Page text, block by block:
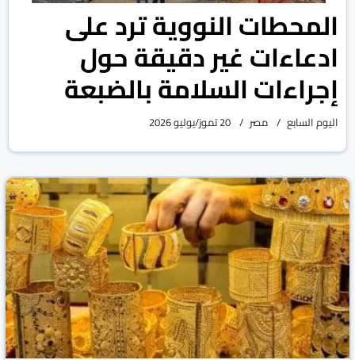
المحطات النووية ترد على
ادعاءات غير دقيقة حول
إجراءات السلامة بالضبعة
اليوم السابع مصر 20 تموز/يوليو 2026